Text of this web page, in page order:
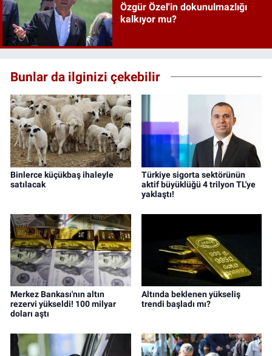
Özgür Özel'in dokunulmazlığı
kalkıyor mu?
Bunlar da ilginizi çekebilir
Binlerce küçükbaş ihaleyle
satılacak
Türkiye sigorta sektörünün
aktif büyüklüğü 4 trilyon TL'ye
yaklaştı!
Merkez Bankası'nın altın
rezervi yükseldi! 100 milyar
doları aştı
Altında beklenen yükseliş
trendi başladı mı?